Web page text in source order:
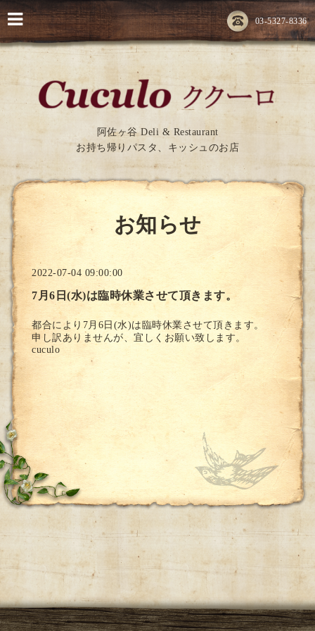
03-5327-8336
阿佐ヶ谷 Deli & Restaurant
お持ち帰りパスタ、キッシュのお店
お知らせ
2022-07-04 09:00:00
7月6日(水)は臨時休業させて頂きます。
都合により7月6日(水)は臨時休業させて頂きます。
申し訳ありませんが、宜しくお願い致します。
cuculo